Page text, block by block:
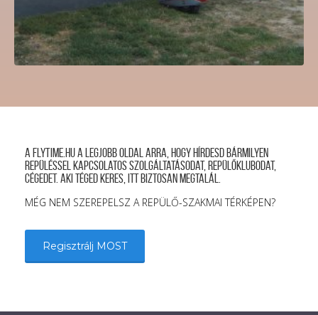
A FLYTIME.HU a legjobb oldal arra, hogy hírdesd bármilyen
repüléssel kapcsolatos szolgáltatásodat, repülőklubodat,
cégedet. Aki téged keres, itt biztosan megtalál.
MÉG NEM SZEREPELSZ A REPÜLŐ-SZAKMAI TÉRKÉPEN?
Regisztrálj MOST